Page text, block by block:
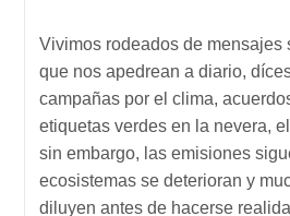
lectura:
Vivimos rodeados de mensajes
que nos apedrean a diario,
campañas por el clima,
etiquetas verdes en la nevera,
sin embargo, las emisiones
ecosistemas se deterioran y
diluyen antes de hacerse